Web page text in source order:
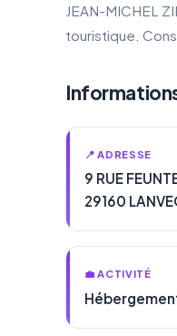
JEAN-MICHEL
touristique.
📍 ADRESSE
9 RUE
29160
💼 ACTIVITÉ